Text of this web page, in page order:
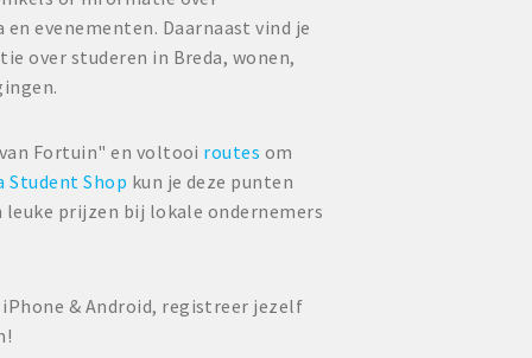
evenementen. Daarnaast vind je
over studeren in Breda, wonen,
Fortuin" en voltooi routes om
Student Shop kun je deze punten
prijzen bij lokale ondernemers
& Android, registreer jezelf